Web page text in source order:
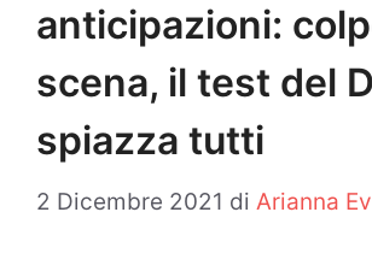
anticipazioni:
scena, il test del
spiazza tutti
2 Dicembre 2021 di Arianna